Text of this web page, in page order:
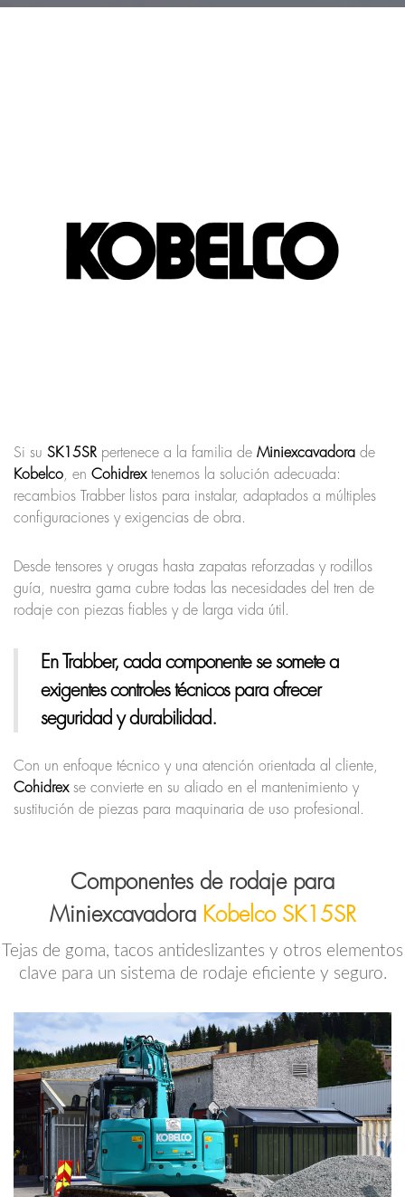
Si su SK15SR pertenece a la familia de Miniexcavadora de
Kobelco , en Cohidrextenemos la solución adecuada:
recambios Trabber listos para instalar, adaptados a múltiples
configuraciones y exigencias de obra.
Desde tensores y orugas hasta zapatas reforzadas y rodillos
guía, nuestra gama cubre todas las necesidades del tren de
rodaje con piezas fiables y de larga vida útil.
En Trabber, cada componente se somete a
exigentes controles técnicos para ofrecer
seguridad y durabilidad.
Con un enfoque técnico y una atención orientada al cliente,
Cohidrexse convierte en su aliado en el mantenimiento y
sustitución de piezas para maquinaria de uso profesional.
Componentes de rodaje para
Miniexcavadora Kobelco SK15SR
Tejas de goma, tacos antideslizantes y otros elementos
clave para un sistema de rodaje eficiente y seguro.